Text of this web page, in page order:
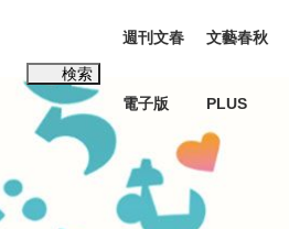
検索
週刊文春
電子版
文藝春秋
PLUS